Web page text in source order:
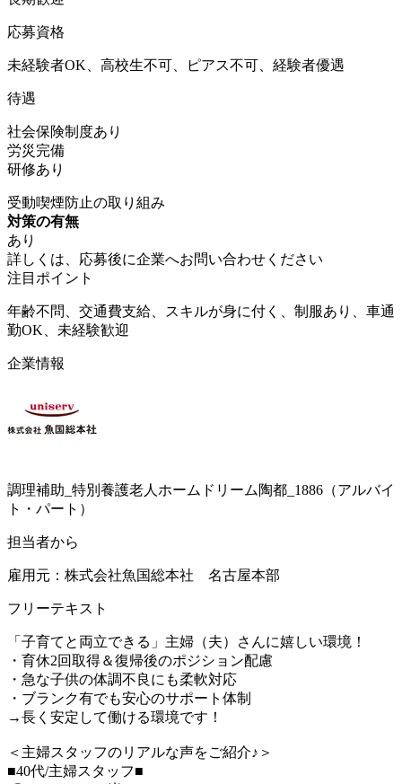
応募資格
未経験者OK、高校生不可、ピアス不可、経験者優遇
待遇
社会保険制度あり
労災完備
研修あり
受動喫煙防止の取り組み
対策の有無
あり
詳しくは、応募後に企業へお問い合わせください
注目ポイント
年齢不問、交通費支給、スキルが身に付く、制服あり、車通
勤OK、未経験歓迎
企業情報
調理補助_特別養護老人ホームドリーム陶都_1886（アルバイ
ト・パート）
担当者から
雇用元：株式会社魚国総本社 名古屋本部
フリーテキスト
「子育てと両立できる」主婦（夫）さんに嬉しい環境！
・育休2回取得＆復帰後のポジション配慮
・急な子供の体調不良にも柔軟対応
・ブランク有でも安心のサポート体制
→長く安定して働ける環境です！
＜主婦スタッフのリアルな声をご紹介♪＞
■40代/主婦スタッフ■